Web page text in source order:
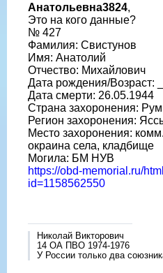
Анатольевна3824,
Это на кого данные?
№ 427
Фамилия: Свистунов
Имя: Анатолий
Отчество: Михайлович
Дата рождения/Возраст:
Дата смерти: 26.05.1944
Страна захоронения:
Регион захоронения:
Место захоронения:
окраина села, кладбище
Могила: БМ НУВ
https://obd-memorial.ru/
id=1158562550
Николай Викторович
14 ОА ПВО 1974-1976
У России только два